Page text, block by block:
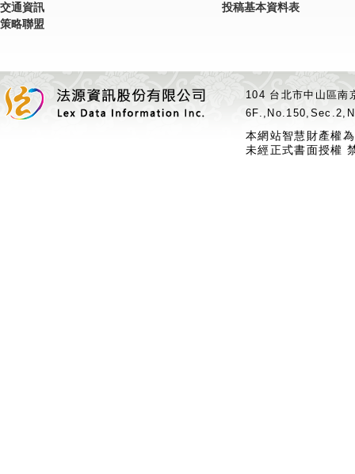
交通資訊
策略聯盟
投稿基本資料表
104 台北市中山區
本網站智慧財產權
未經正式書面授權